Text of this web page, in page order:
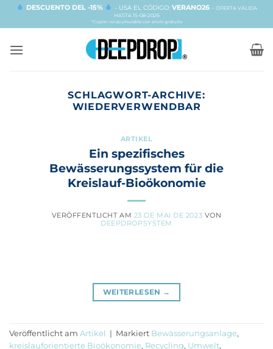
Zum DESCUENTO DEL -15% - USA EL CÓDIGO: VERANO26- OFERTA VÁLIDA
HASTA 15-08-2026
*Cupón no acumulable con envío gratuito
SCHLAGWORT-ARCHIVE:
WIEDERVERWENDBAR
ARTIKEL
Ein spezifisches
Bewässerungssystem für die
Kreislauf-Bioökonomie
VERÖFFENTLICHT AM 23 DE MAI DE 2023 VON
DEEPDROPSYSTEM
WEITERLESEN →
Veröffentlicht am Artikel | Markiert Bewässerungsanlage,
kreislauforientierte Bioökonomie, Recycling, Umwelt,